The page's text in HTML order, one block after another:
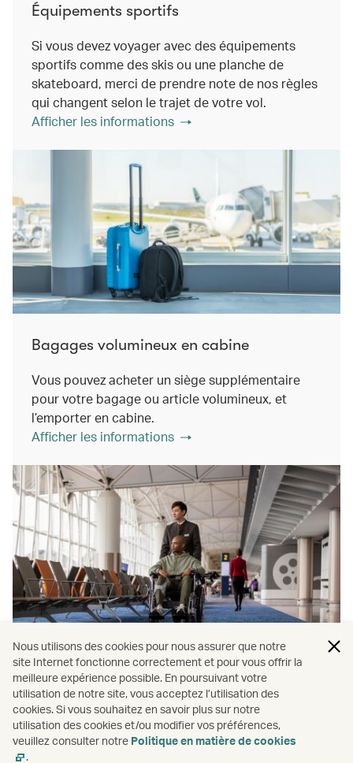
Équipements sportifs
Si vous devez voyager avec des équipements
sportifs comme des skis ou une planche de
skateboard, merci de prendre note de nos règles
qui changent selon le trajet de votre vol.
Afficher les informations
Bagages volumineux en cabine
Vous pouvez acheter un siège supplémentaire
pour votre bagage ou article volumineux, et
l’emporter en cabine.
Afficher les informations
Assistance mobile
Informations sur les voyages avec votre appareil
de mobilité, y compris pour le rangement et les
batteries
Afficher les informations
Nous utilisons des cookies pour nous assurer que notre
site Internet fonctionne correctement et pour vous offrir la
meilleure expérience possible. En poursuivant votre
utilisation de notre site, vous acceptez l’utilisation des
cookies. Si vous souhaitez en savoir plus sur notre
utilisation des cookies et/ou modifier vos préférences,
veuillez consulter notre Politique en matière de cookies
.